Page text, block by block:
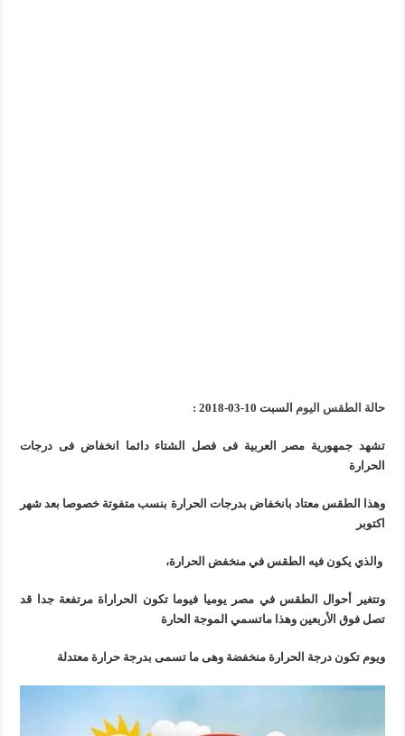
حالة الطقس اليومالسبت 10-03-2018 :
تشهد جمهورية مصر العربية فى فصل الشتاء دائما انخفاض فى درجات
الحرارة
وهذا الطقس معتاد بانخفاض بدرجات الحرارة بنسب متفوتة خصوصا بعد شهر
اكتوبر
والذي يكون فيه الطقس في منخفض الحرارة،
وتتغير أحوال الطقس في مصر يوميا فيوما تكون الحراراة مرتفعة جدا قد
تصل فوق الأربعين وهذا ماتسمي الموجة الحارة
ويوم تكون درجة الحرارة منخفضة وهى ما تسمى بدرجة حرارة معتدلة